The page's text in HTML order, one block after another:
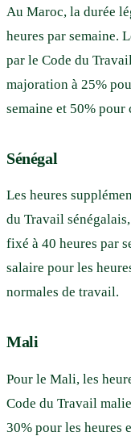
Au Maroc, la durée
heures par semaine.
par le Code du
majoration à 25%
semaine et 50% pour
Sénégal
Les heures
du Travail
fixé à 40 heures par
salaire pour les
normales de travail.
Mali
Pour le Mali, les
Code du Travail
30% pour les heures